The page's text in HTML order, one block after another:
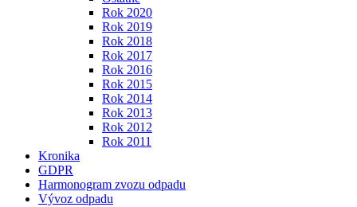
Rok 2020
Rok 2019
Rok 2018
Rok 2017
Rok 2016
Rok 2015
Rok 2014
Rok 2013
Rok 2012
Rok 2011
Kronika
GDPR
Harmonogram zvozu odpadu
Vývoz odpadu